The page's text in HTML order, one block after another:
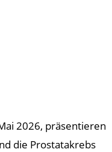
2026, präsentieren
die Prostatakrebs